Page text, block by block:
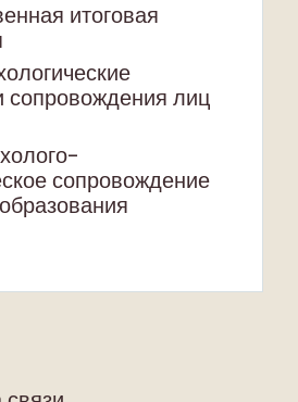
итоговая
сопровождения лиц
сопровождение